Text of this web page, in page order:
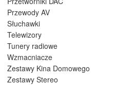
Przewody AV
Słuchawki
Telewizory
Tunery radiowe
Wzmacniacze
Zestawy Kina Domowego
Zestawy Stereo